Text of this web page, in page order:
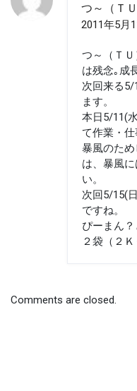
つ～（ＴＵ
2011年5月
つ～（Ｔ
は残念｡成
次回来る5/
ます。
本日5/11(
て作業・仕
暴風のた
は、暴風
い。
次回5/15(
ですね。
ぴーまん
２袋（２
Comments are closed.